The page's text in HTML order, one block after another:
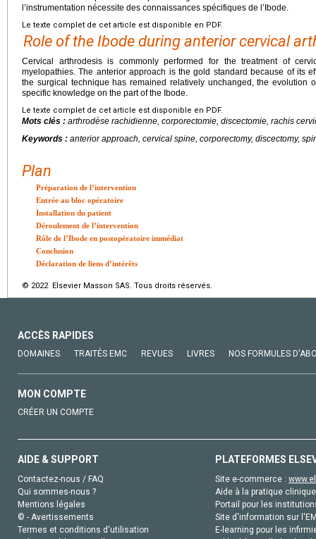
l’instrumentation nécessite des connaissances spécifiques de l’Ibode.
Le texte complet de cet article est disponible en PDF.
Role of the Ibode during anterior cervical
Cervical arthrodesis is commonly performed for the treatment of
myelopathies. The anterior approach is the gold standard because of its
the surgical technique has remained relatively unchanged, the evolution
specific knowledge on the part of the Ibode.
Le texte complet de cet article est disponible en PDF.
Mots clés : arthrodèse rachidienne, corporectomie, discectomie, rachis
Keywords : anterior approach, cervical spine, corporectomy, discectomy,
Plan
Préparation de l’intervention
Entrée au bloc opératoire
Installation du patient
Déroulement de l’intervention
Rôle de l’Ibode en postopératoire immédiat
Conclusion
Déclaration de liens d’intérêts
© 2022 Elsevier Masson SAS. Tous droits réservés.
ACCÈS RAPIDES
DOMAINES TRAITÉS EMC REVUES LIVRES NOS FORMULES
MON COMPTE
CRÉER UN COMPTE
AIDE & SUPPORT
Contactez-nous / FAQ
Qui sommes-nous ?
Mentions légales
© - Avertissements
Termes et conditions d'utilisation
PLATEFORMES
Site e-commerce :
Aide à la pratique
Portail pour les
Site d'information sur
E-learning pour les